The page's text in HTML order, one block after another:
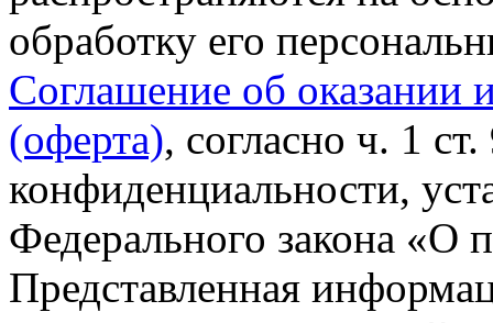
обработку его
Соглашение об оказании
(оферта), согласно ч. 1
конфиденциальности,
Федерального закона «О
Представленная